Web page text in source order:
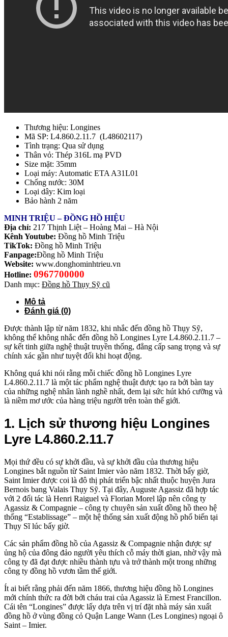
Thương hiệu: Longines
Mã SP: L4.860.2.11.7 (L48602117)
Tình trạng: Qua sử dụng
Thân vỏ: Thép 316L mạ PVD
Size mặt: 35mm
Loại máy: Automatic ETA A31L01
Chống nước: 30M
Loại dây: Kim loại
Bảo hành 2 năm
MINH TRIỆU – ĐỒNG HỒ HIỆU
Địa chỉ: 217 Thịnh Liệt – Hoàng Mai – Hà Nội
Kênh Youtube: Đồng hồ Minh Triệu
TikTok: Đồng hồ Minh Triệu
Fanpage:Đồng hồ Minh Triệu
Website: www.donghominhtrieu.vn
Hotline: 0967700000
Danh mục: Đồng hồ Thụy Sỹ cũ
Mô tả
Đánh giá (0)
Được thành lập từ năm 1832, khi nhắc đến đồng hồ Thụy Sỹ,
không thể không nhắc đến đồng hồ Longines Lyre L4.860.2.11.7 –
sự kết tinh giữa nghệ thuật truyền thống, đẳng cấp sang trọng và sự
chính xác gần như tuyệt đối khi hoạt động.
Không quá khi nói rằng mỗi chiếc đồng hồ Longines Lyre
L4.860.2.11.7 là một tác phẩm nghệ thuật được tạo ra bởi bàn tay
của những nghệ nhân lành nghề nhất, đem lại sức hút khó cưỡng và
là niềm mơ ước của hàng triệu người trên toàn thế giới.
1. Lịch sử thương hiệu Longines
Lyre L4.860.2.11.7
Mọi thứ đều có sự khởi đầu, và sự khởi đầu của thương hiệu
Longines bắt nguồn từ Saint Imier vào năm 1832. Thời bấy giờ,
Saint Imier được coi là đô thị phát triển bậc nhất thuộc huyện Jura
Bernois bang Valais Thụy Sỹ. Tại đây, Auguste Agassiz đã hợp tác
với 2 đối tác là Henri Raiguel và Florian Morel lập nên công ty
Agassiz & Compagnie – công ty chuyên sản xuất đồng hồ theo hệ
thống “Establissage” – một hệ thống sản xuất động hồ phổ biến tại
Thụy Sĩ lúc bấy giờ.
Các sản phẩm đồng hồ của Agassiz & Compagnie nhận được sự
ủng hộ của đông đảo người yêu thích cỗ máy thời gian, nhờ vậy mà
công ty đã đạt được nhiều thành tựu và trở thành một trong những
công ty đồng hồ vươn tầm thế giới.
Ít ai biết rằng phải đến năm 1866, thương hiệu đồng hồ Longines
mới chính thức ra đời bởi cháu trai của Agassiz là Ernest Francillon.
Cái tên “Longines” được lấy dựa trên vị trí đặt nhà máy sản xuất
đồng hồ ở vùng đồng cỏ Quận Lange Wann (Les Longines) ngoại ô
Saint – Imier.